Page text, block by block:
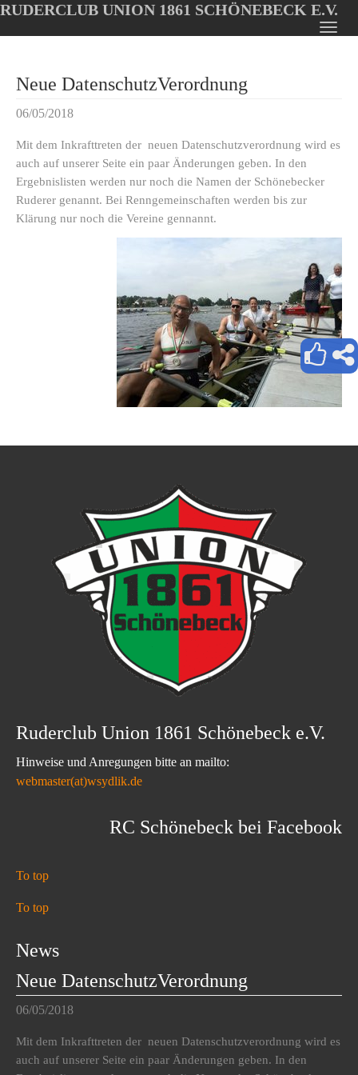
Oops, an error occurred! Code: 20260806131624442a8318
main
RUDERCLUB UNION 1861 SCHÖNEBECK E.V.
Neue DatenschutzVerordnung
06/05/2018
Mit dem Inkrafttreten der neuen Datenschutzverordnung wird es
auch auf unserer Seite ein paar Änderungen geben. In den
Ergebnislisten werden nur noch die Namen der Schönebecker
Ruderer genannt. Bei Renngemeinschaften werden bis zur
Klärung nur noch die Vereine gennannt.
Ruderclub Union 1861 Schönebeck e.V.
Hinweise und Anregungen bitte an mailto:
webmaster(at)wsydlik.de
RC Schönebeck bei Facebook
To top
To top
News
Neue DatenschutzVerordnung
06/05/2018
Mit dem Inkrafttreten der neuen Datenschutzverordnung wird es
auch auf unserer Seite ein paar Änderungen geben. In den